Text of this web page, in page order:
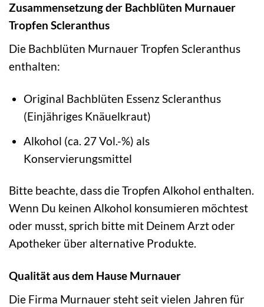
Zusammensetzung der Bachblüten Murnauer
Tropfen Scleranthus
Die Bachblüten Murnauer Tropfen Scleranthus
enthalten:
Original Bachblüten Essenz Scleranthus
(Einjähriges Knäuelkraut)
Alkohol (ca. 27 Vol.-%) als
Konservierungsmittel
Bitte beachte, dass die Tropfen Alkohol enthalten.
Wenn Du keinen Alkohol konsumieren möchtest
oder musst, sprich bitte mit Deinem Arzt oder
Apotheker über alternative Produkte.
Qualität aus dem Hause Murnauer
Die Firma Murnauer steht seit vielen Jahren für